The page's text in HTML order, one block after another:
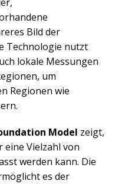
Bild der
Technologie nutzt
lokale Messungen
um
Regionen wie
Model zeigt,
eine Vielzahl von
werden kann. Die
es der